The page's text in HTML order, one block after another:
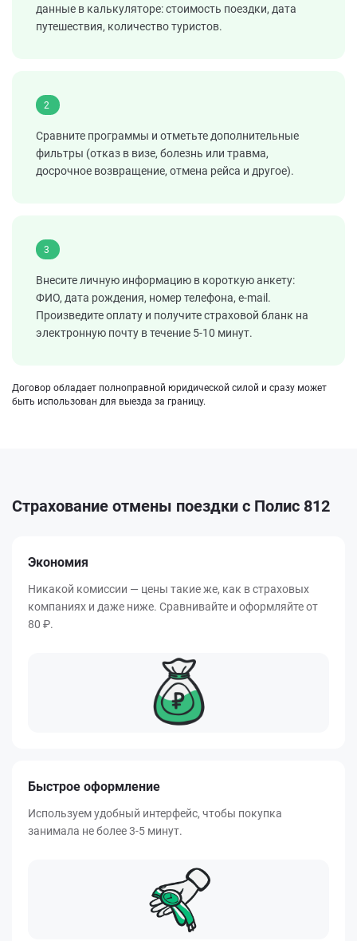
данные в калькуляторе: стоимость поездки, дата
путешествия, количество туристов.
2
Сравните программы и отметьте дополнительные
фильтры (отказ в визе, болезнь или травма,
досрочное возвращение, отмена рейса и другое).
3
Внесите личную информацию в короткую анкету:
ФИО, дата рождения, номер телефона, e-mail.
Произведите оплату и получите страховой бланк на
электронную почту в течение 5-10 минут.
Договор обладает полноправной юридической силой и сразу может
быть использован для выезда за границу.
Страхование отмены поездки с Полис 812
Экономия
Никакой комиссии — цены такие же, как в страховых
компаниях и даже ниже. Сравнивайте и оформляйте от
80 ₽.
Быстрое оформление
Используем удобный интерфейс, чтобы покупка
занимала не более 3-5 минут.